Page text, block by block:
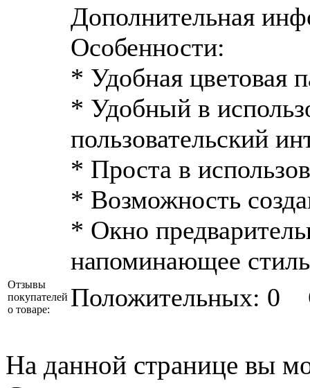
Дополнительная
Особенности:
* Удобная цветовая
* Удобный в
пользовательский
* Проста в
* Возможность
* Окно
напоминающее
Отзывы
покупателей
о товаре:
Положительных: 0
На данной странице вы